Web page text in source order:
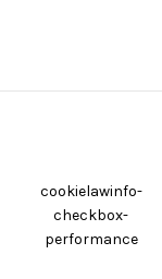
cookielawinfo-
checkbox-
performance